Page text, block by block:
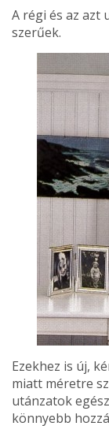
A régi és az azt
szerűek.
Ezekhez is új,
miatt méretre
utánzatok
könnyebb